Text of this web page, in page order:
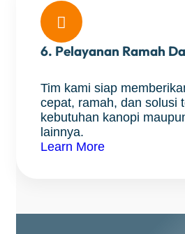

6. Pelayanan Ramah
Tim kami siap
cepat, ramah, dan solusi
kebutuhan kanopi
lainnya.
Learn More